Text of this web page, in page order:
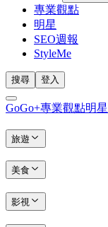
專業觀點
明星
SEO週報
StyleMe
搜尋 登入
GoGo+專業觀點明星
旅遊
美食
影視